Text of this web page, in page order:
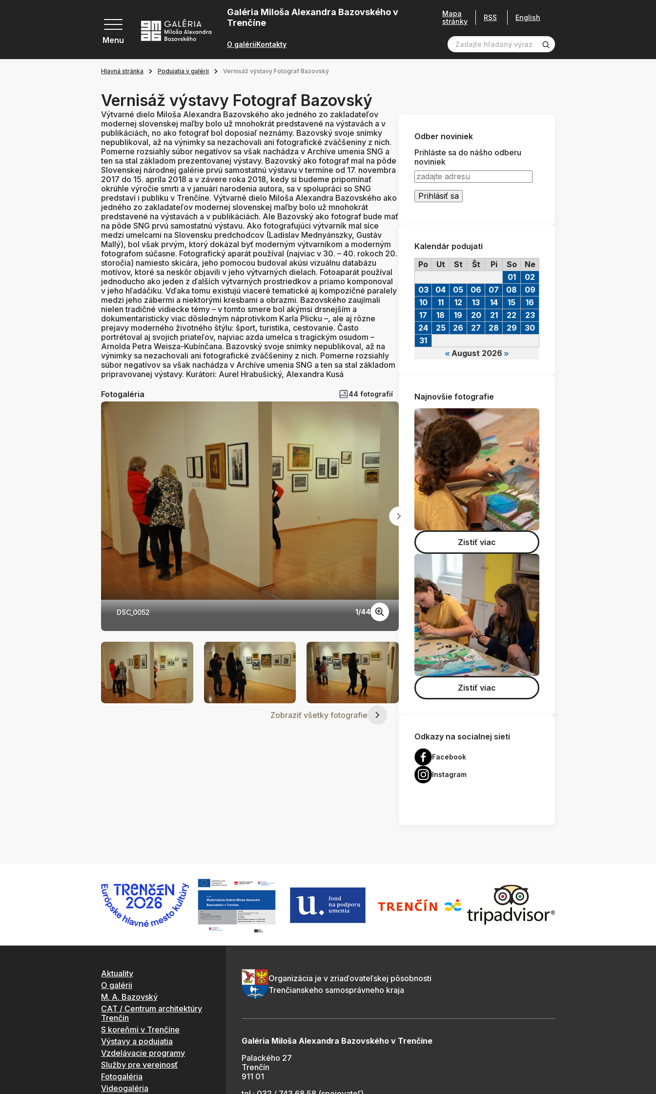
Menu
Galéria Miloša Alexandra Bazovského v
Trenčíne
O galériiKontakty
Mapa
stránky
RSS English
Hlavná stránka Podujatia v galérii Vernisáž výstavy Fotograf Bazovský
Vernisáž výstavy Fotograf Bazovský
Výtvarné dielo Miloša Alexandra Bazovského ako jedného zo zakladateľov
modernej slovenskej maľby bolo už mnohokrát predstavené na výstavách a v
publikáciách, no ako fotograf bol doposiaľ neznámy. Bazovský svoje snímky
nepublikoval, až na výnimky sa nezachovali ani fotografické zväčšeniny z nich.
Pomerne rozsiahly súbor negatívov sa však nachádza v Archíve umenia SNG a
ten sa stal základom prezentovanej výstavy. Bazovský ako fotograf mal na pôde
Slovenskej národnej galérie prvú samostatnú výstavu v termíne od 17. novembra
2017 do 15. apríla 2018 a v závere roka 2018, kedy si budeme pripomínať
okrúhle výročie smrti a v januári narodenia autora, sa v spolupráci so SNG
predstaví i publiku v Trenčíne. Výtvarné dielo Miloša Alexandra Bazovského ako
jedného zo zakladateľov modernej slovenskej maľby bolo už mnohokrát
predstavené na výstavách a v publikáciách. Ale Bazovský ako fotograf bude mať
na pôde SNG prvú samostatnú výstavu. Ako fotografujúci výtvarník mal síce
medzi umelcami na Slovensku predchodcov (Ladislav Mednyánszky, Gustáv
Mallý), bol však prvým, ktorý dokázal byť moderným výtvarníkom a moderným
fotografom súčasne. Fotografický aparát používal (najviac v 30. – 40. rokoch 20.
storočia) namiesto skicára, jeho pomocou budoval akúsi vizuálnu databázu
motívov, ktoré sa neskôr objavili v jeho výtvarných dielach. Fotoaparát používal
jednoducho ako jeden z ďalších výtvarných prostriedkov a priamo komponoval
v jeho hľadáčiku. Vďaka tomu existujú viaceré tematické aj kompozičné paralely
medzi jeho zábermi a niektorými kresbami a obrazmi. Bazovského zaujímali
nielen tradičné vidiecke témy – v tomto smere bol akýmsi drsnejším a
dokumentaristicky viac dôsledným náprotivkom Karla Plicku –, ale aj rôzne
prejavy moderného životného štýlu: šport, turistika, cestovanie. Často
portrétoval aj svojich priateľov, najviac azda umelca s tragickým osudom –
Arnolda Petra Weisza-Kubínčana. Bazovský svoje snímky nepublikoval, až na
výnimky sa nezachovali ani fotografické zväčšeniny z nich. Pomerne rozsiahly
súbor negatívov sa však nachádza v Archíve umenia SNG a ten sa stal základom
pripravovanej výstavy. Kurátori: Aurel Hrabušický, Alexandra Kusá
Fotogaléria 44 fotografií
DSC_0052 DSC_0053
1/44
Zobraziť všetky fotografie
Odber noviniek
Prihláste sa do nášho odberu
noviniek
Kalendár podujatí
Po
Ut St Št Pi So Ne
August 2026
01
02
03
04 05 06 07 08
09
10
11 12 13 14 15
16
17
18 19 20 21 22
23
24
25 26 27 28 29
30
31
Najnovšie fotografie
Zistiť viac
Zistiť viac
Odkazy na socialnej sieti
Facebook
Instagram
Aktuality
O galérii
M. A. Bazovský
CAT / Centrum architektúry
Trenčín
S koreňmi v Trenčíne
Výstavy a podujatia
Vzdelávacie programy
Služby pre verejnosť
Fotogaléria
Videogaléria
Organizácia je v zriaďovateľskej pôsobnosti
Trenčianskeho samosprávneho kraja
Galéria Miloša Alexandra Bazovského v Trenčíne
Palackého 27
Trenčín
911 01